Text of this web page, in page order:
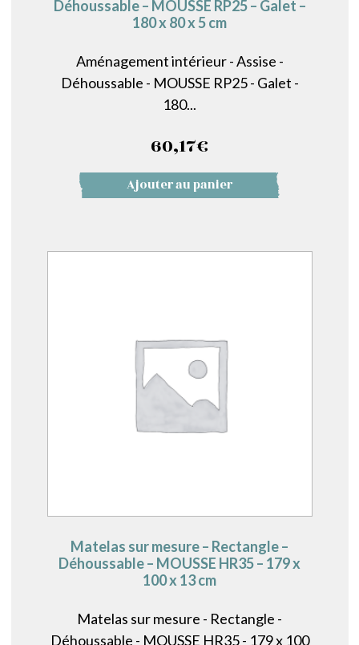
Déhoussable – MOUSSE RP25 – Galet –
180 x 80 x 5 cm
Aménagement intérieur - Assise -
Déhoussable - MOUSSE RP25 - Galet -
180...
60,17€
Ajouter au panier
Matelas sur mesure – Rectangle –
Déhoussable – MOUSSE HR35 – 179 x
100 x 13 cm
Matelas sur mesure - Rectangle -
Déhoussable - MOUSSE HR35 - 179 x 100